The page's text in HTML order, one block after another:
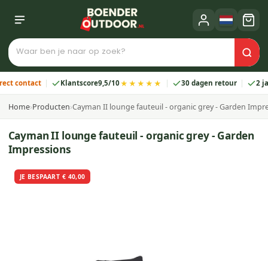
Klantscore9,5/10★★★★★ 30 dagen retour 2 jaar
Home›Producten›Cayman II lounge fauteuil - organic grey - Garden
Cayman II lounge fauteuil - organic grey - Garden
Impressions
JE BESPAART € 40,00